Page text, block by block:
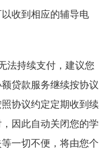
收到相应的辅导电
法持续支付，建议您
贷款服务继续按协议
协议约定定期收到续
因此自动关闭您的学
一切不便，将由您个